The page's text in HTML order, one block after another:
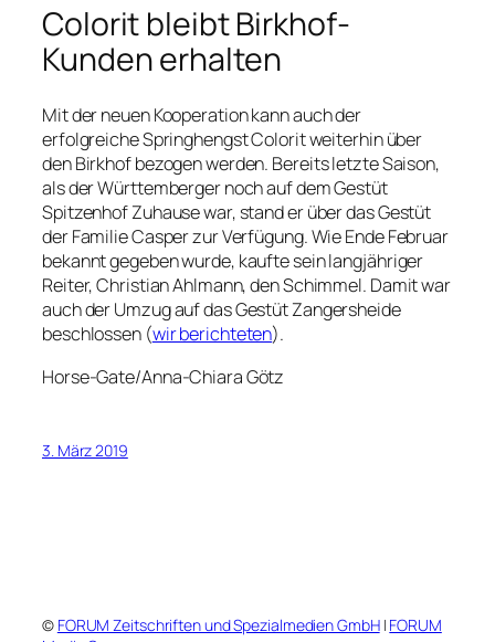
Colorit bleibt Birkhof-
Kunden erhalten
Mit der neuen Kooperation kann auch der
erfolgreiche Springhengst Colorit weiterhin über
den Birkhof bezogen werden. Bereits letzte Saison,
als der Württemberger noch auf dem Gestüt
Spitzenhof Zuhause war, stand er über das Gestüt
der Familie Casper zur Verfügung. Wie Ende Februar
bekannt gegeben wurde, kaufte sein langjähriger
Reiter, Christian Ahlmann, den Schimmel. Damit war
auch der Umzug auf das Gestüt Zangersheide
beschlossen (wir berichteten).
Horse-Gate/Anna-Chiara Götz
3. März 2019
© FORUM Zeitschriften und Spezialmedien GmbH| FORUM